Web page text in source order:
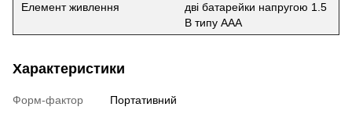
Елемент живлення
дві батарейки напругою 1.5
В типу AАА
Характеристики
Форм-фактор
Портативний